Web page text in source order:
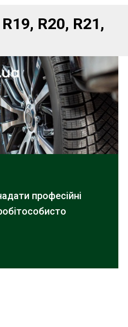
R20, R21,
професійні
особисто